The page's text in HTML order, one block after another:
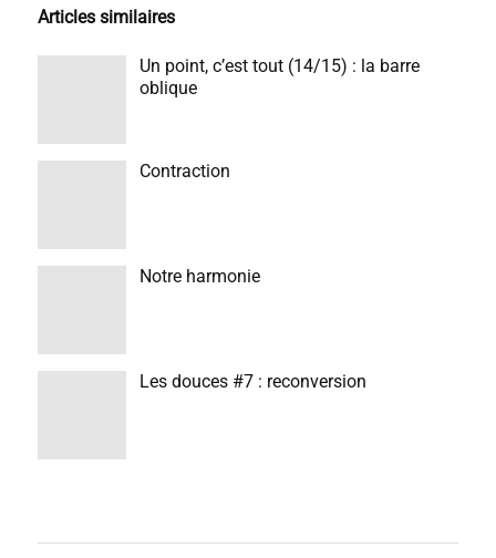
Articles similaires
Un point, c’est tout (14/15) : la barre
oblique
Contraction
Notre harmonie
Les douces #7 : reconversion